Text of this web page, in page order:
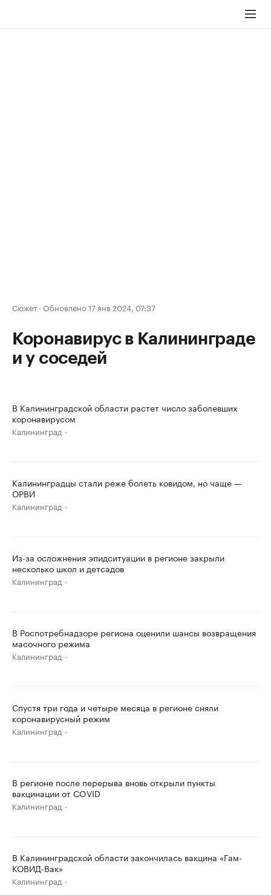
Сюжет · Обновлено 17 янв 2024, 07:37
Коронавирус в Калининграде
и у соседей
В Калининградской области растет число заболевших
коронавирусом
Калининград
Калининградцы стали реже болеть ковидом, но чаще —
ОРВИ
Калининград
Из-за осложнения эпидситуации в регионе закрыли
несколько школ и детсадов
Калининград
В Роспотребнадзоре региона оценили шансы возвращения
масочного режима
Калининград
Спустя три года и четыре месяца в регионе сняли
коронавирусный режим
Калининград
В регионе после перерыва вновь открыли пункты
вакцинации от COVID
Калининград
В Калининградской области закончилась вакцина «Гам-
КОВИД-Вак»
Калининград